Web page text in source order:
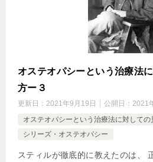
オステオパシーという治療法
方ー３
更新日： 2021年9月19日 公開日： 2021
オステオパシーという治療法に対しての
シリーズ・オステオパシー
スティルが徹底的に教えたのは、